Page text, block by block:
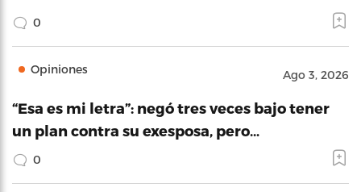
0
Opiniones Ago 3, 2026
“Esa es mi letra”: negó tres veces bajo tener
un plan contra su exesposa, pero…
0